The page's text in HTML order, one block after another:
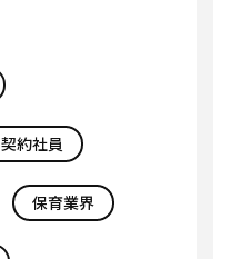
契約社員
保育業界